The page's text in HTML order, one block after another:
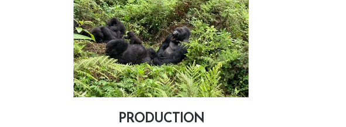
PRODUCTION